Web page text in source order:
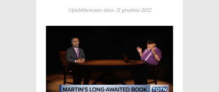
Opublikowano dnia: 21 grudnia 2022